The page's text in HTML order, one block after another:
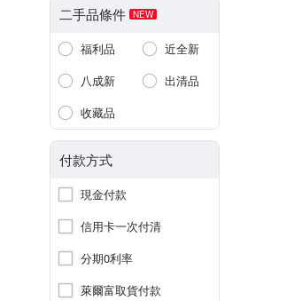
二手品條件 NEW
福利品
近全新
八成新
出清品
收藏品
付款方式
現金付款
信用卡一次付清
分期0利率
萊爾富取貨付款